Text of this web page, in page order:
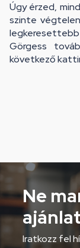
Úgy érzed,
szinte
Görgess
következő
Ne
Iratkozz fel